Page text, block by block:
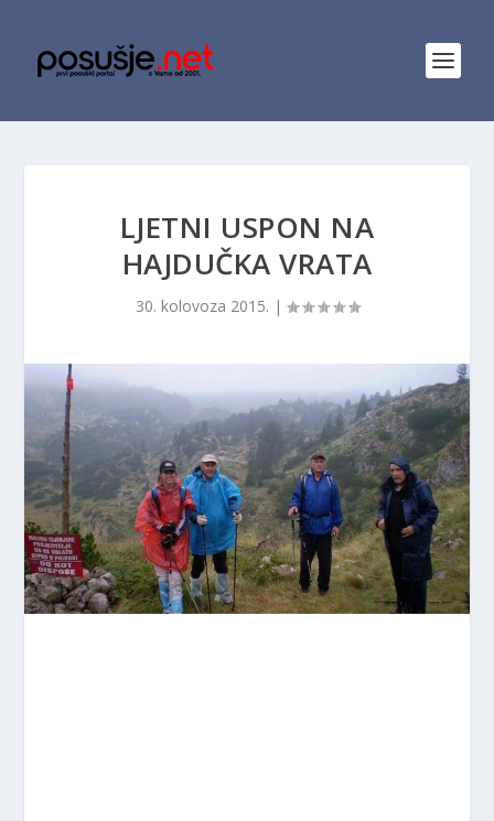
LJETNI USPON NA
HAJDUČKA VRATA
30. kolovoza 2015. |